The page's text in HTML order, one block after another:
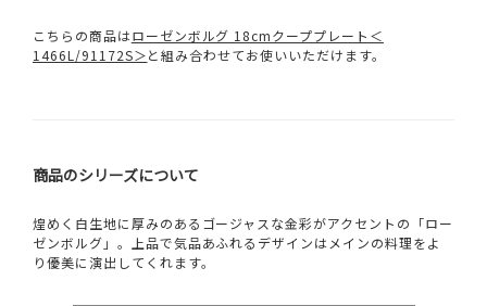
こちらの商品はローゼンボルグ 18cmクーププレート＜
1466L/91172S＞と組み合わせてお使いいただけます。
商品のシリーズについて
煌めく白生地に厚みのあるゴージャスな金彩がアクセントの「ロー
ゼンボルグ」。上品で気品あふれるデザインはメインの料理をよ
り優美に演出してくれます。